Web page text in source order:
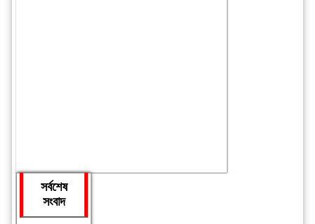
সর্বশেষ
সংবাদ